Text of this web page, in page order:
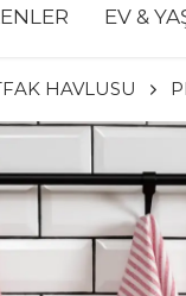
EV &
HAVLUSU